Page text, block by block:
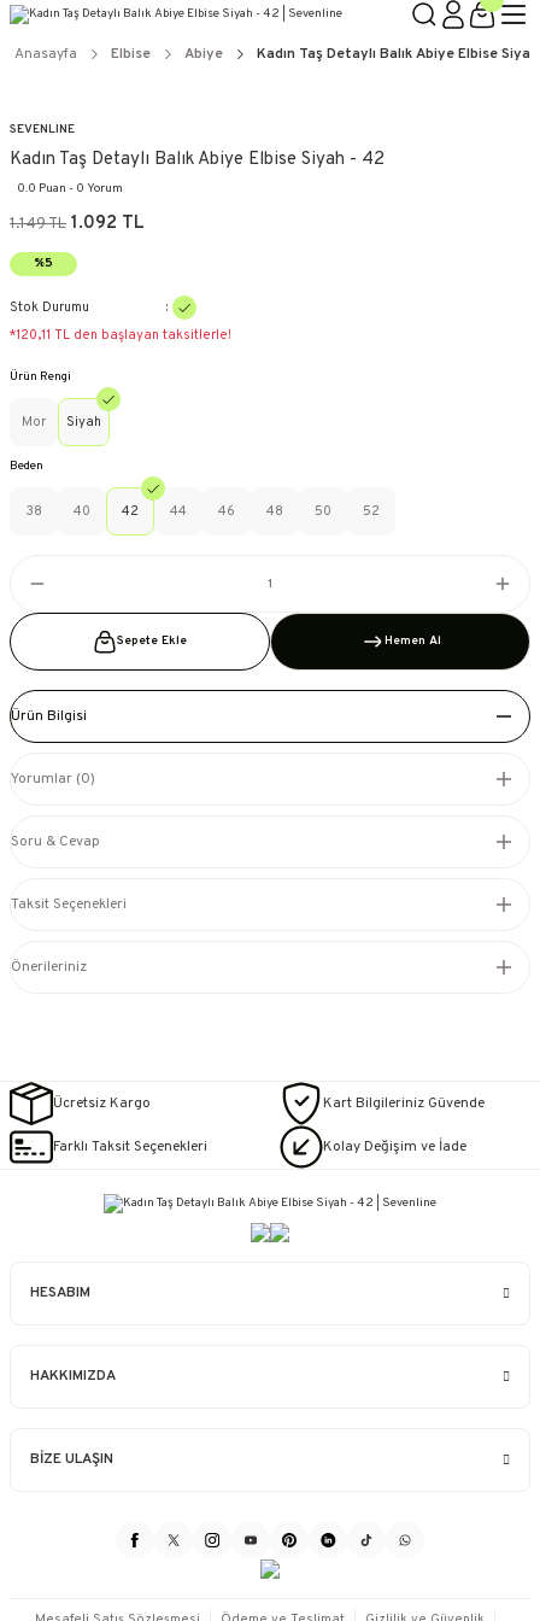
Anasayfa Elbise Abiye Kadın Taş Detaylı Balık Abiye Elbise
SEVENLINE
Kadın Taş Detaylı Balık Abiye Elbise Siyah - 42
0.0 Puan - 0 Yorum
1.149 TL 1.092 TL
%5
Stok Durumu
*120,11 TL den başlayan taksitlerle!
Ürün Rengi
Mor Siyah
Beden
38 40 42 44 46 48 50 52
Sepete Ekle Hemen Al
Ürün Bilgisi
Yorumlar (0)
Soru & Cevap
Taksit Seçenekleri
Önerileriniz
Ücretsiz Kargo Kart Bilgileriniz Güvende
Farklı Taksit Seçenekleri Kolay Değişim ve İade
HESABIM
HAKKIMIZDA
BİZE ULAŞIN